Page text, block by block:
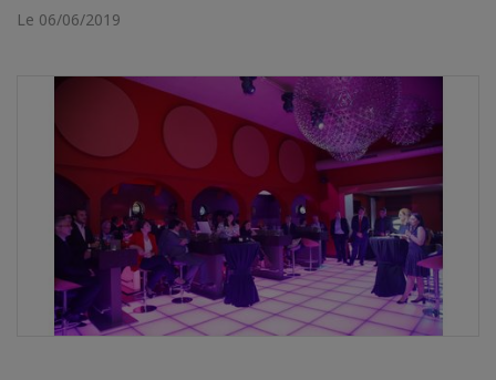
Le 06/06/2019